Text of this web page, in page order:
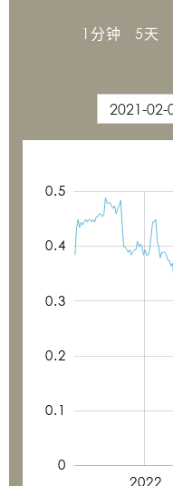
1分钟 5天
0
0.1
0.2
0.3
0.4
0.5
2022